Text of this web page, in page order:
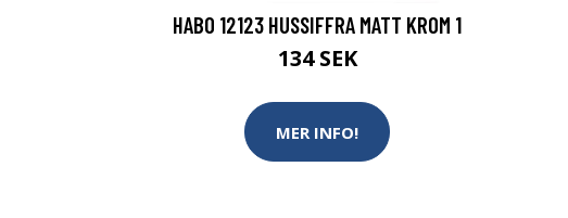
HABO 12123 HUSSIFFRA MATT KROM 1
134 SEK
MER INFO!